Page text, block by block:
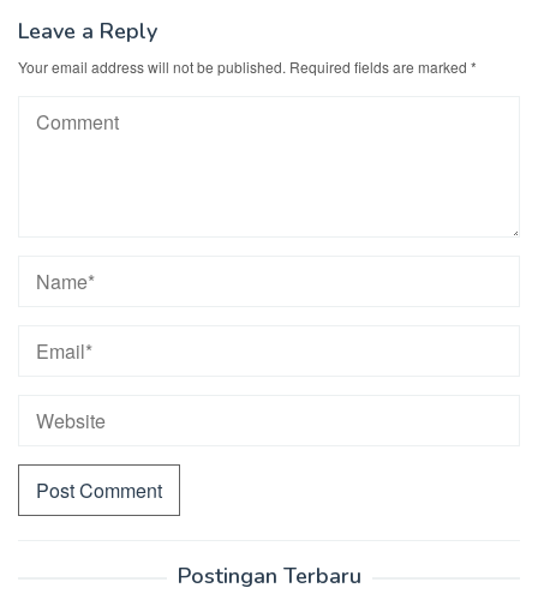
Leave a Reply
Your email address will not be published. Required fields are marked *
Postingan Terbaru